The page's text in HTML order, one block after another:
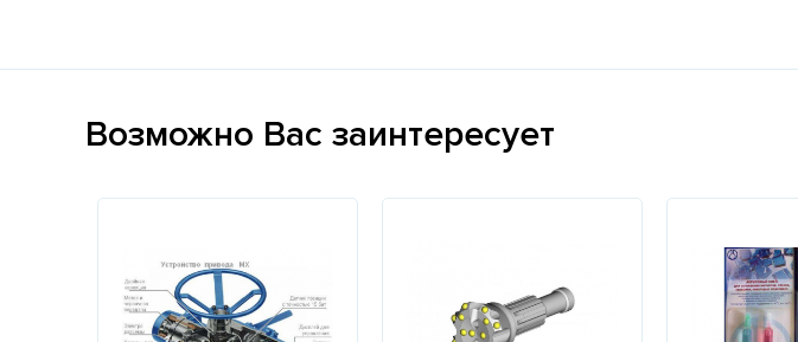
Возможно Вас заинтересует